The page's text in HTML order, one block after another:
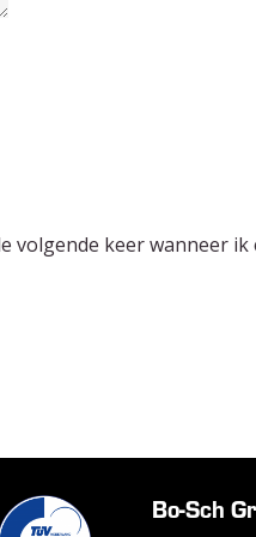
volgende keer wanneer ik
Bo-Sch